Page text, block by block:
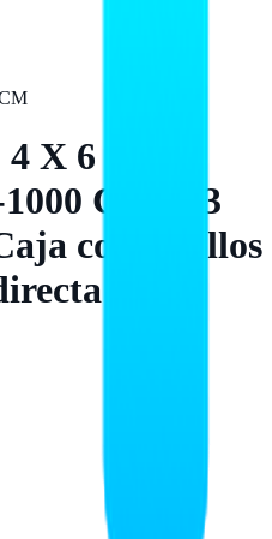
X 6
C/P C-3
con 4 rollos